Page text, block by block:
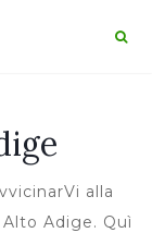
alla
Adige. Quì